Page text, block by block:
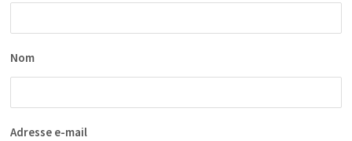
Nom
Adresse e-mail